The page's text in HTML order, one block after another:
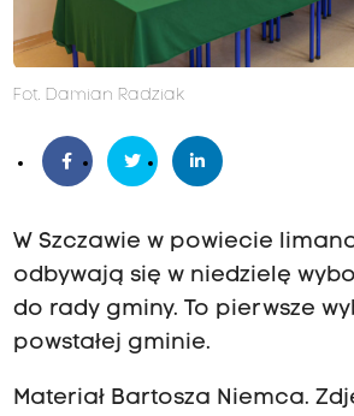
Fot. Damian Radziak
W Szczawie w powiecie
odbywają się w niedzielę
do rady gminy. To pierwsze
powstałej gminie.
Materiał Bartosza Niemca.